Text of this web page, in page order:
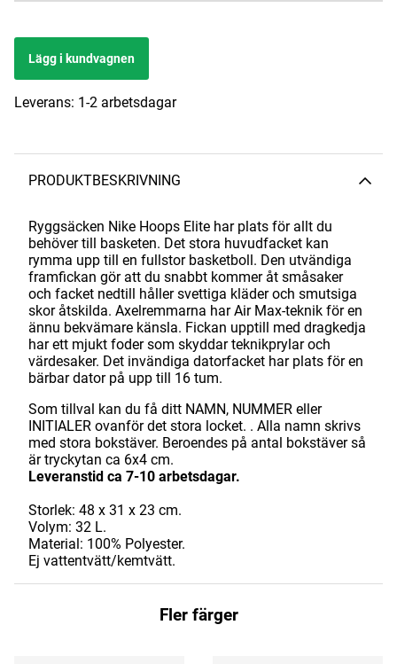
Lägg i kundvagnen
Leverans: 1-2 arbetsdagar
PRODUKTBESKRIVNING
Ryggsäcken Nike Hoops Elite har plats för allt du
behöver till basketen. Det stora huvudfacket kan
rymma upp till en fullstor basketboll. Den utvändiga
framfickan gör att du snabbt kommer åt småsaker
och facket nedtill håller svettiga kläder och smutsiga
skor åtskilda. Axelremmarna har Air Max-teknik för en
ännu bekvämare känsla. Fickan upptill med dragkedja
har ett mjukt foder som skyddar teknikprylar och
värdesaker. Det invändiga datorfacket har plats för en
bärbar dator på upp till 16 tum.
Som tillval kan du få ditt NAMN, NUMMER eller
INITIALER ovanför det stora locket. . Alla namn skrivs
med stora bokstäver. Beroendes på antal bokstäver så
är tryckytan ca 6x4 cm.
Leveranstid ca 7-10 arbetsdagar.
Storlek: 48 x 31 x 23 cm.
Volym: 32 L.
Material: 100% Polyester.
Ej vattentvätt/kemtvätt.
Fler färger